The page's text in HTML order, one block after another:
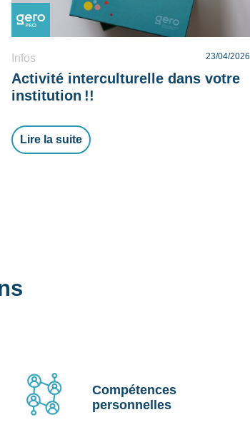
23/04/2026
Infos
Activité interculturelle dans votre
institution !!
Lire la suite
Compétences
personnelles